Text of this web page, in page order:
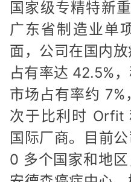
国家级专精特新
广东省制造业单
面，公司在国内
占有率达 42.5%
市场占有率约
次于比利时 Orfit
国际厂商。目前
0 多个国家和地